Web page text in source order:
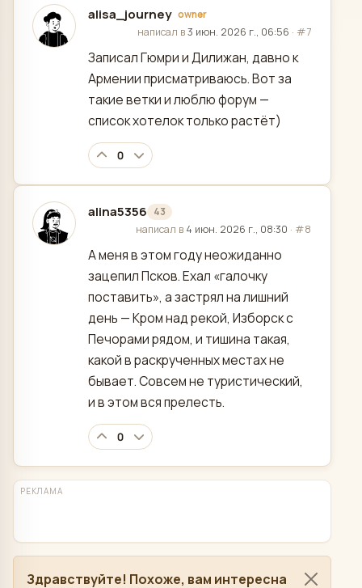
alisa_journey owner
отредактировано
написал в3 июн. 2026 г., 06:56 · #7
Записал Гюмри и Дилижан, давно к
Армении присматриваюсь. Вот за
такие ветки и люблю форум —
список хотелок только растёт)
0
alina5356 43
отредактировано
написал в 4 июн. 2026 г., 08:30 · #8
А меня в этом году неожиданно
зацепил Псков. Ехал «галочку
поставить», а застрял на лишний
день — Кром над рекой, Изборск с
Печорами рядом, и тишина такая,
какой в раскрученных местах не
бывает. Совсем не туристический,
и в этом вся прелесть.
0
РЕКЛАМА
Здравствуйте! Похоже, вам интересна